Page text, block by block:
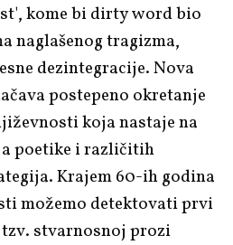
kome bidirty wordbio
naglašenog tragizma,
dezintegracije. Nova
postepeno okretanje
koja nastaje na
poetike i različitih
Krajem 60-ih godina
možemo detektovati prvi
stvarnosnoj prozi